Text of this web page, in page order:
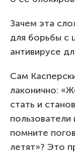
Зачем эта
для борьбы с
антивирусе
Сам
лаконично:
стать и
помните
летят»? Это